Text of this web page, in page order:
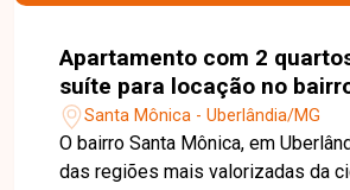
Apartamento com 2
suíte para locação no
Mônica em Uberlândia-MG
Santa Mônica - Uberlândia/MG
O bairro Santa Mônica, em
das regiões mais valorizadas da